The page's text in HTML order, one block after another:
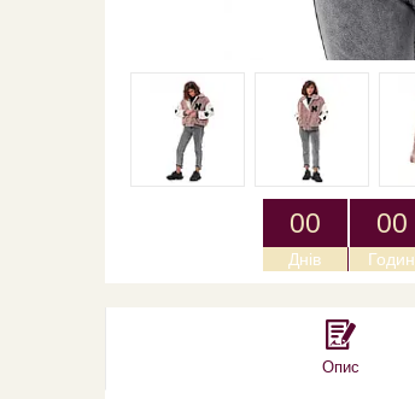
00
Днів
00
Годин
Опис